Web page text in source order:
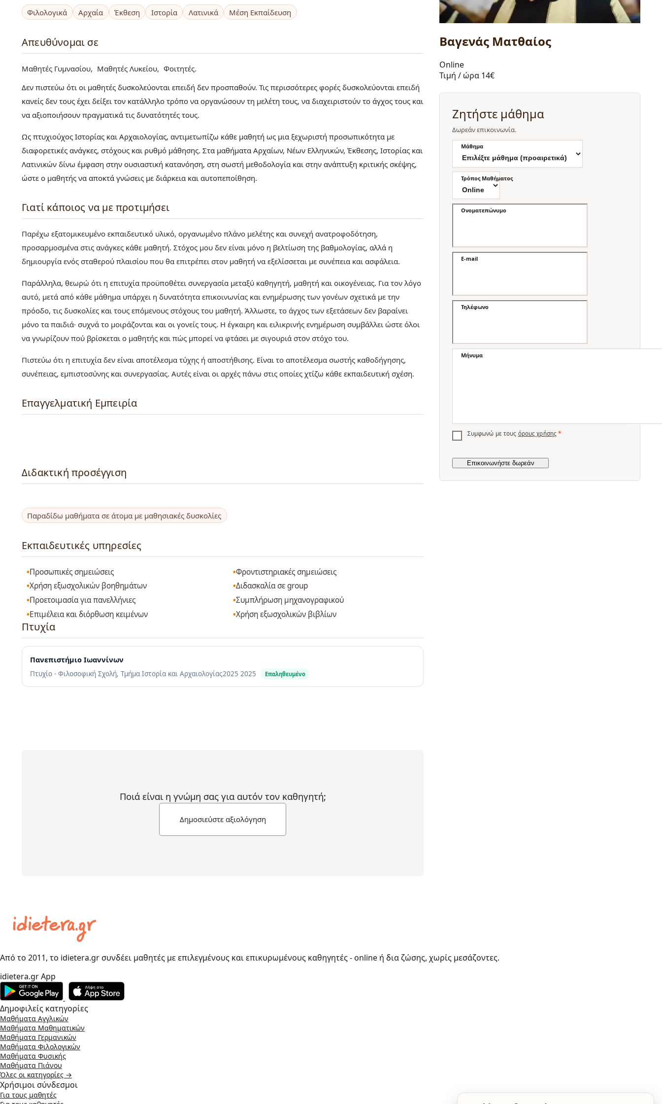
Φιλολογικά Αρχαία Έκθεση Ιστορία Λατινικά Μέση Εκπαίδευση
Απευθύνομαι σε
Μαθητές Γυμνασίου Μαθητές Λυκείου
Φοιτητές
Δεν πιστεύω ότι οι μαθητές δυσκολεύονται επειδή δεν προσπαθούν. Τις περισσότερες φορές δυσκολεύονται επειδή
κανείς δεν τους έχει δείξει τον κατάλληλο τρόπο να οργανώσουν τη μελέτη τους, να διαχειριστούν το άγχος τους και
να αξιοποιήσουν πραγματικά τις δυνατότητές τους.
Ως πτυχιούχος Ιστορίας και Αρχαιολογίας, αντιμετωπίζω κάθε μαθητή ως μια ξεχωριστή προσωπικότητα με
διαφορετικές ανάγκες, στόχους και ρυθμό μάθησης. Στα μαθήματα Αρχαίων, Νέων Ελληνικών, Έκθεσης, Ιστορίας και
Λατινικών δίνω έμφαση στην ουσιαστική κατανόηση, στη σωστή μεθοδολογία και στην ανάπτυξη κριτικής σκέψης,
ώστε ο μαθητής να αποκτά γνώσεις με διάρκεια και αυτοπεποίθηση.
Γιατί κάποιος να με προτιμήσει
Παρέχω εξατομικευμένο εκπαιδευτικό υλικό, οργανωμένο πλάνο μελέτης και συνεχή ανατροφοδότηση,
προσαρμοσμένα στις ανάγκες κάθε μαθητή. Στόχος μου δεν είναι μόνο η βελτίωση της βαθμολογίας, αλλά η
δημιουργία ενός σταθερού πλαισίου που θα επιτρέπει στον μαθητή να εξελίσσεται με συνέπεια και ασφάλεια.
Παράλληλα, θεωρώ ότι η επιτυχία προϋποθέτει συνεργασία μεταξύ καθηγητή, μαθητή και οικογένειας. Για τον λόγο
αυτό, μετά από κάθε μάθημα υπάρχει η δυνατότητα επικοινωνίας και ενημέρωσης των γονέων σχετικά με την
πρόοδο, τις δυσκολίες και τους επόμενους στόχους του μαθητή. Άλλωστε, το άγχος των εξετάσεων δεν βαραίνει
μόνο τα παιδιά· συχνά το μοιράζονται και οι γονείς τους. Η έγκαιρη και ειλικρινής ενημέρωση συμβάλλει ώστε όλοι
να γνωρίζουν πού βρίσκεται ο μαθητής και πώς μπορεί να φτάσει με σιγουριά στον στόχο του.
Πιστεύω ότι η επιτυχία δεν είναι αποτέλεσμα τύχης ή αποστήθισης. Είναι το αποτέλεσμα σωστής καθοδήγησης,
συνέπειας, εμπιστοσύνης και συνεργασίας. Αυτές είναι οι αρχές πάνω στις οποίες χτίζω κάθε εκπαιδευτική σχέση.
Επαγγελματική Εμπειρία
Διδακτική προσέγγιση
Παραδίδω μαθήματα σε άτομα με μαθησιακές δυσκολίες
Εκπαιδευτικές υπηρεσίες
Προσωπικές σημειώσεις
Φροντιστηριακές σημειώσεις
Χρήση εξωσχολικών βοηθημάτων
Διδασκαλία σε group
Προετοιμασία για πανελλήνιες
Συμπλήρωση μηχανογραφικού
Επιμέλεια και διόρθωση κειμένων
Χρήση εξωσχολικών βιβλίων
Πτυχία
Πανεπιστήμιο Ιωαννίνων
Πτυχίο - Φιλοσοφική Σχολή, Τμήμα Ιστορία και Αρχαιολογίας2025 2025 Επαληθευμένο
Ποιά είναι η γνώμη σας για αυτόν τον καθηγητή;
Δημοσιεύστε αξιολόγηση
Βαγενάς Ματθαίος
Online
Τιμή / ώρα 14€
Ζητήστε μάθημα
Δωρεάν επικοινωνία.
Μάθημα
Τρόπος Μαθήματος
Ονοματεπώνυμο
E-mail
Τηλέφωνο
Μήνυμα
Συμφωνώ με τους όρους χρήσης *
Από το 2011, το idietera.gr συνδέει μαθητές με επιλεγμένους και επικυρωμένους καθηγητές - online ή δια ζώσης, χωρίς μεσάζοντες.
idietera.gr App
Δημοφιλείς κατηγορίες
Μαθήματα Αγγλικών
Μαθήματα Μαθηματικών
Μαθήματα Γερμανικών
Μαθήματα Φιλολογικών
Μαθήματα Φυσικής
Μαθήματα Πιάνου
Όλες οι κατηγορίες →
Χρήσιμοι σύνδεσμοι
Για τους μαθητές